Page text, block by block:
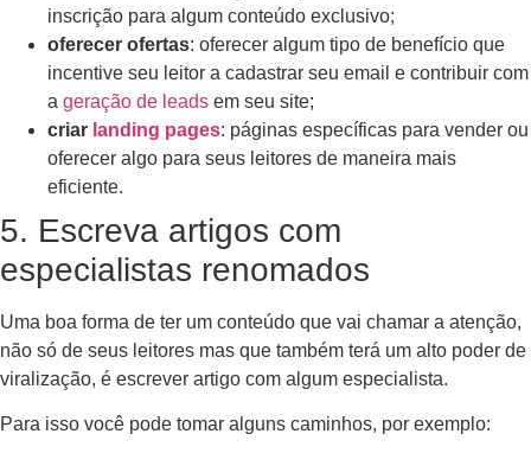
inscrição para algum conteúdo exclusivo;
oferecer ofertas: oferecer algum tipo de benefício que
incentive seu leitor a cadastrar seu email e contribuir com
a geração de leads em seu site;
criar landing pages: páginas específicas para vender ou
oferecer algo para seus leitores de maneira mais
eficiente.
5. Escreva artigos com
especialistas renomados
Uma boa forma de ter um conteúdo que vai chamar a atenção,
não só de seus leitores mas que também terá um alto poder de
viralização, é escrever artigo com algum especialista.
Para isso você pode tomar alguns caminhos, por exemplo: